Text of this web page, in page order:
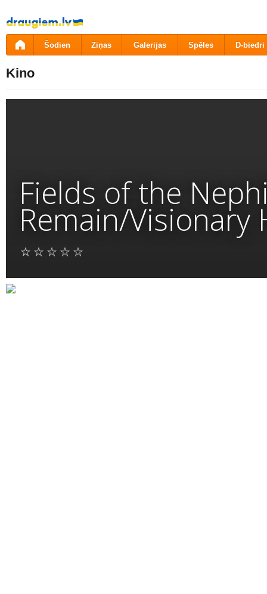
Pāriet
uz
saturu
Šodien Ziņas Galerijas Spēles D-biedri
Kino
Fields of the
Remain/Visionary